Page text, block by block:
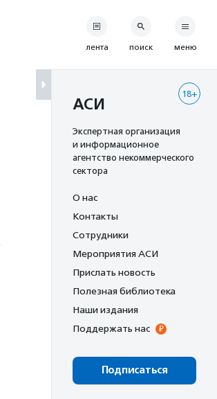
лента поиск меню
18+
АСИ
Экспертная организация
и информационное
агентство некоммерческого
сектора
О нас
Контакты
Сотрудники
Мероприятия АСИ
Прислать новость
Полезная библиотека
Наши издания
Поддержать нас
Подписаться